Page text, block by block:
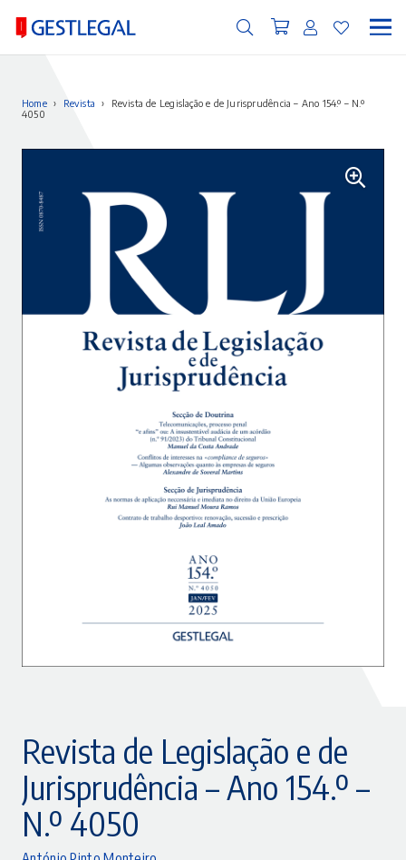
Home › Revista ›
Revista de Legislação e de Jurisprudência – Ano 154.º – N.º
4050
Revista de Legislação e de
Jurisprudência – Ano 154.º –
N.º 4050